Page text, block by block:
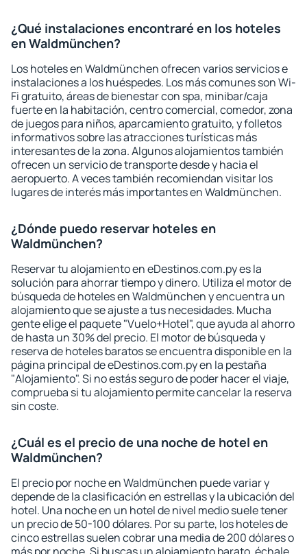
¿Qué instalaciones encontraré en los hoteles
en Waldmünchen?
Los hoteles en Waldmünchen ofrecen varios servicios e
instalaciones a los huéspedes. Los más comunes son Wi-
Fi gratuito, áreas de bienestar con spa, minibar/caja
fuerte en la habitación, centro comercial, comedor, zona
de juegos para niños, aparcamiento gratuito, y folletos
informativos sobre las atracciones turísticas más
interesantes de la zona. Algunos alojamientos también
ofrecen un servicio de transporte desde y hacia el
aeropuerto. A veces también recomiendan visitar los
lugares de interés más importantes en Waldmünchen.
¿Dónde puedo reservar hoteles en
Waldmünchen?
Reservar tu alojamiento en eDestinos.com.py es la
solución para ahorrar tiempo y dinero. Utiliza el motor de
búsqueda de hoteles en Waldmünchen y encuentra un
alojamiento que se ajuste a tus necesidades. Mucha
gente elige el paquete "Vuelo+Hotel", que ayuda al ahorro
de hasta un 30% del precio. El motor de búsqueda y
reserva de hoteles baratos se encuentra disponible en la
página principal de eDestinos.com.py en la pestaña
"Alojamiento". Si no estás seguro de poder hacer el viaje,
comprueba si tu alojamiento permite cancelar la reserva
sin coste.
¿Cuál es el precio de una noche de hotel en
Waldmünchen?
El precio por noche en Waldmünchen puede variar y
depende de la clasificación en estrellas y la ubicación del
hotel. Una noche en un hotel de nivel medio suele tener
un precio de 50-100 dólares. Por su parte, los hoteles de
cinco estrellas suelen cobrar una media de 200 dólares o